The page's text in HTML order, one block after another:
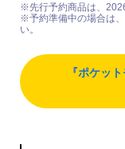
※先行予約商品は、
※予約準備中の場合は
い。
『ポケッ